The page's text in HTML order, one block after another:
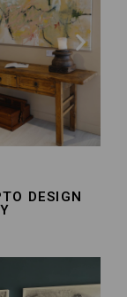
DESIGN